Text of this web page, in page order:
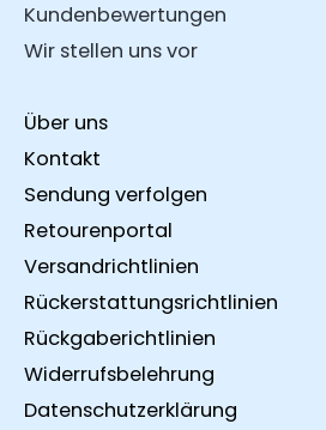
Kundenbewertungen
Wir stellen uns vor
Über uns
Kontakt
Sendung verfolgen
Retourenportal
Versandrichtlinien
Rückerstattungsrichtlinien
Rückgaberichtlinien
Widerrufsbelehrung
Datenschutzerklärung